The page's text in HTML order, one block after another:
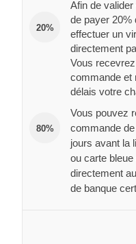
20%
Afin de
de payer 20%
effectuer un
directement
Vous
commande et
délais votre
80%
Vous pouvez
commande
jours avant la
ou carte
directement
de banque